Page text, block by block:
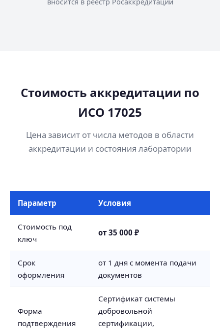
Стоимость аккредитации по
ИСО 17025
Цена зависит от числа методов в области
аккредитации и состояния лаборатории
Параметр Условия
Стоимость под
ключ
от 35 000 ₽
Срок
оформления
от 1 дня с момента подачи
документов
Форма
подтверждения
Сертификат системы
добровольной
сертификации,